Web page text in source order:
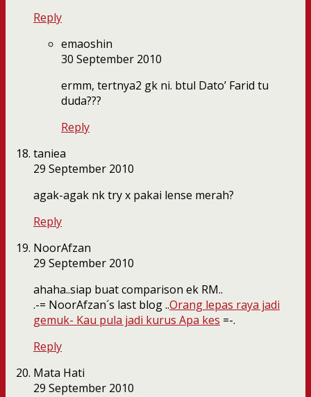
Reply
emaoshin
30 September 2010
ermm, tertnya2 gk ni. btul Dato’ Farid tu
duda???
Reply
taniea
29 September 2010
agak-agak nk try x pakai lense merah?
Reply
NoorAfzan
29 September 2010
ahaha..siap buat comparison ek RM..
.-= NoorAfzan´s last blog ..Orang lepas raya jadi
gemuk- Kau pula jadi kurus Apa kes =-.
Reply
Mata Hati
29 September 2010